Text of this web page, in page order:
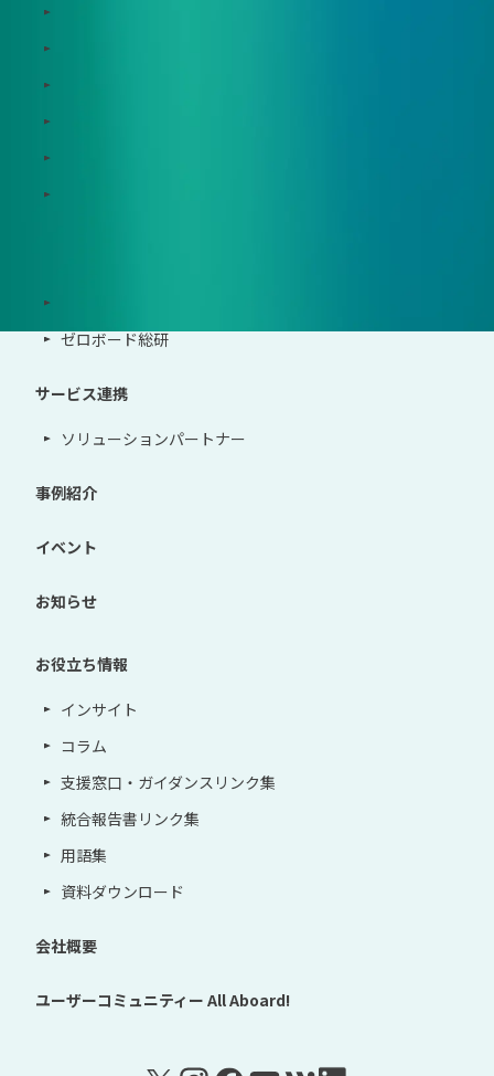
ゼロボード総研
サービス連携
ソリューションパートナー
事例紹介
イベント
お知らせ
お役立ち情報
インサイト
コラム
支援窓口・ガイダンスリンク集
統合報告書リンク集
用語集
資料ダウンロード
会社概要
ユーザーコミュニティー All Aboard!